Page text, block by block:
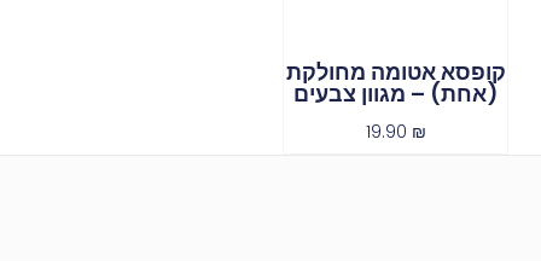
קופסא אטומה מחולקת
(אחת) – מגוון צבעים
19.90 ₪